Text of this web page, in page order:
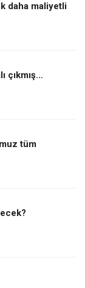
daha maliyetli
çıkmış…
tüm